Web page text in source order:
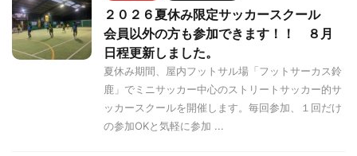
２０２６夏休み限定サッカースクール
会員以外の方も参加できます！！ ８月
日程更新しました。
夏休み期間、屋内フットサル場「フットサーカス鈴
鹿」でミニサッカー中心のストリートサッカー的サ
ッカースクールを開催します。毎回参加、１回だけ
の参加OKと気軽に参加 ...